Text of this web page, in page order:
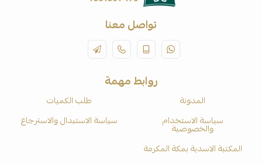
تواصل معنا
روابط مهمة
المدونة
طلب الكميات
سياسة الاستخدام
والخصوصية
سياسة الاستبدال والاسترجاع
المكتبة الاسدية بمكة المكرمة